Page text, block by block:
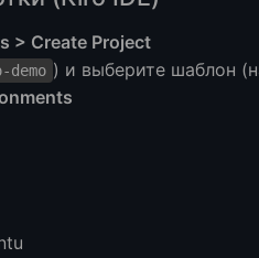
> Create Project
) и выберите шаблон